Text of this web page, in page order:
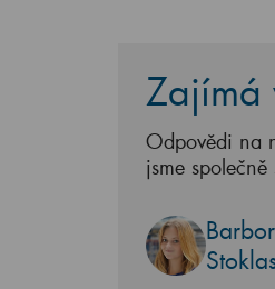
Zajímá
Odpovědi na
jsme